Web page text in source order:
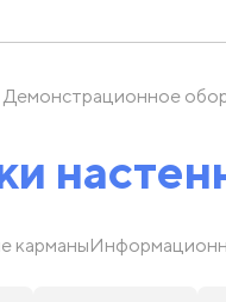
Демонстрационное
карманы